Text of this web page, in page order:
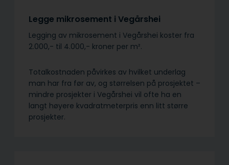
Legge mikrosement i Vegårshei
Legging av mikrosement i Vegårshei koster fra
2.000,- til 4.000,- kroner per m².
Totalkostnaden påvirkes av hvilket underlag
man har fra før av, og størrelsen på prosjektet –
mindre prosjekter i Vegårshei vil ofte ha en
langt høyere kvadratmeterpris enn litt større
prosjekter.